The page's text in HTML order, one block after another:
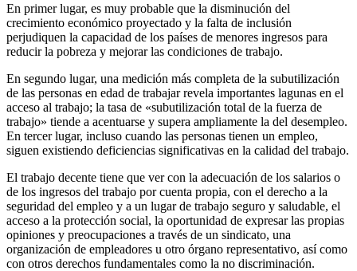
En primer lugar, es muy probable que la disminución del
crecimiento económico proyectado y la falta de inclusión
perjudiquen la capacidad de los países de menores ingresos para
reducir la pobreza y mejorar las condiciones de trabajo.
En segundo lugar, una medición más completa de la subutilización
de las personas en edad de trabajar revela importantes lagunas en el
acceso al trabajo; la tasa de «subutilización total de la fuerza de
trabajo» tiende a acentuarse y supera ampliamente la del desempleo.
En tercer lugar, incluso cuando las personas tienen un empleo,
siguen existiendo deficiencias significativas en la calidad del trabajo.
El trabajo decente tiene que ver con la adecuación de los salarios o
de los ingresos del trabajo por cuenta propia, con el derecho a la
seguridad del empleo y a un lugar de trabajo seguro y saludable, el
acceso a la protección social, la oportunidad de expresar las propias
opiniones y preocupaciones a través de un sindicato, una
organización de empleadores u otro órgano representativo, así como
con otros derechos fundamentales como la no discriminación.